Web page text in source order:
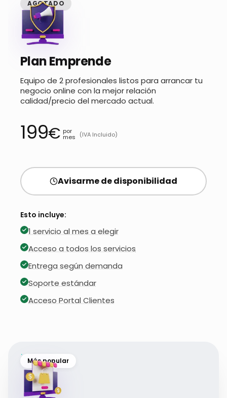
AGOTADO
Plan Emprende
Equipo de 2 profesionales listos para arrancar tu
negocio online con la mejor relación
calidad/precio del mercado actual.
199€ por
mes (IVA Incluido)
Avisarme de disponibilidad
Esto incluye:
1 servicio al mes a elegir
Acceso a todos los servicios
Entrega según demanda
Soporte estándar
Acceso Portal Clientes
Más popular